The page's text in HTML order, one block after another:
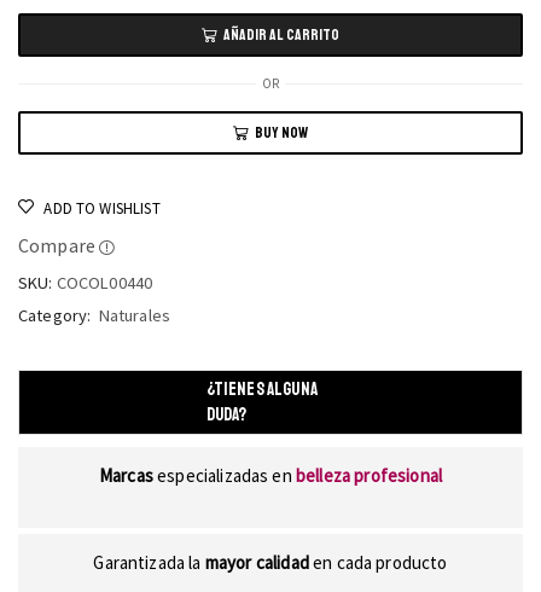
AÑADIR AL CARRITO
OR
BUY NOW
ADD TO WISHLIST
Compare
SKU: COCOL00440
Category: Naturales
¿TIENES ALGUNA
DUDA?
Marcasespecializadas en belleza profesional
Garantizada la mayor calidaden cada producto